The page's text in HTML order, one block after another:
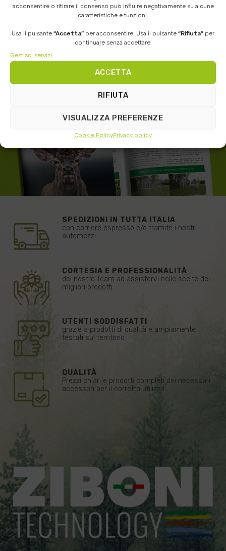
acconsentire o ritirare il consenso può influire negativamente su alcune
caratteristiche e funzioni.
Usa il pulsante “Accetta” per acconsentire. Usa il pulsante “Rifiuta” per
continuare senza accettare.
Gestisci servizi
ACCETTA
RIFIUTA
VISUALIZZA PREFERENZE
Cookie PolicyPrivacy policy
RICHIEDI QUI IL
PRODOTTI IN PDF
SPEDIZIONI IN TUTTA ITALIA
con corriere espresso e/o tramite i nostri
automezzi
CORTESIA E PROFESSIONALITÀ
del nostro Team ad assistervi nelle scelte dei
migliori prodotti
UTENTI SODDISFATTI
grazie a prodotti di qualità e ampiamente
testati sul territorio
QUALITÀ
Prezzi chiari e prodotti completi dei necessari
accessori per il corretto utilizzo.